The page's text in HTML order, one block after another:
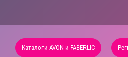
Каталоги AVON и FABERLIC